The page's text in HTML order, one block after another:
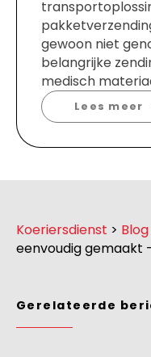
gewoon niet
belangrijke
medisch
Lees meer
Koeriersdienst > Blog
eenvoudig gemaakt
Gerelateerde